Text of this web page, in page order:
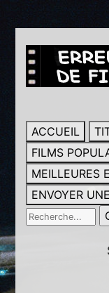
ACCUEIL
FILMS
MEILLEURES
ENVOYER